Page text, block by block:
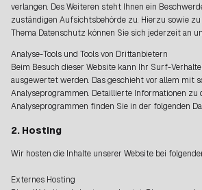
verlangen. Des Weiteren steht Ihnen ein
zuständigen Aufsichtsbehörde zu. Hierzu sowie
Thema Datenschutz können Sie sich jederzeit an
Analyse-Tools und Tools von Drittanbietern
Beim Besuch dieser Website kann Ihr Surf-
ausgewertet werden. Das geschieht vor allem mit
Analyseprogrammen. Detaillierte Informationen zu
Analyseprogrammen finden Sie in der folgenden
2. Hosting
Wir hosten die Inhalte unserer Website bei
Externes Hosting